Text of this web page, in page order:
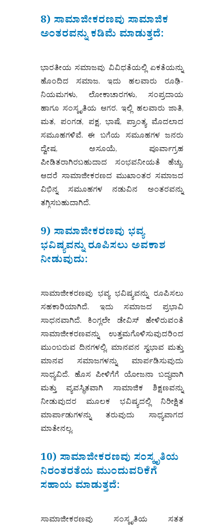
8) ಸಾಮಾಜೀಕರಣವು ಸಾಮಾಜಿಕ
ಅಂತರವನ್ನು ಕಡಿಮೆ ಮಾಡುತ್ತದೆ:
ಭಾರತೀಯ ಸಮಾಜವು ವಿವಿಧತೆಯಲ್ಲಿ ಏಕತೆಯನ್ನು
ಹೊಂದಿದ ಸಮಾಜ. ಇದು ಹಲವಾರು ರೂಢಿ-
ನಿಯಮಗಳು, ಲೋಕಾಚಾರಗಳು, ಸಂಪ್ರದಾಯ
ಹಾಗೂ ಸಂಸ್ಕೃತಿಯ ಆಗರ. ಇಲ್ಲಿ ಹಲವಾರು ಜಾತಿ,
ಮತ, ಪಂಗಡ, ಪಕ್ಷ, ಭಾಷೆ, ಪ್ರಾಂತ್ಯ ಮೊದಲಾದ
ಸಮೂಹಗಳಿವೆ. ಈ ಬಗೆಯ ಸಮೂಹಗಳ ಜನರು
ದ್ವೇಷ, ಅಸೂಯೆ, ಪೂರ್ವಾಗ್ರಹ
ಪೀಡಿತರಾಗಿರಬಹುದಾದ ಸಂಭವನೀಯತೆ ಹೆಚ್ಚು.
ಆದರೆ ಸಾಮಾಜೀಕರಣದ ಮುಖಾಂತರ ಸಮಾಜದ
ವಿಭಿನ್ನ ಸಮೂಹಗಳ ನಡುವಿನ ಅಂತರವನ್ನು
ತಗ್ಗಿಸಬಹುದಾಗಿದೆ.
9) ಸಾಮಾಜೀಕರಣವು ಭವ್ಯ
ಭವಿಷ್ಯವನ್ನು ರೂಪಿಸಲು ಅವಕಾಶ
ನೀಡುವುದು:
ಸಾಮಾಜೀಕರಣವು ಭವ್ಯ ಭವಿಷ್ಯವನ್ನು ರೂಪಿಸಲು
ಸಹಕಾರಿಯಾಗಿದೆ. ಇದು ಸಮಾಜದ ಪ್ರಭಾವಿ
ಸಾಧನವಾಗಿದೆ. ಕಿಂಗ್ಲಲೇ ಡೇವಿಸ್ ಹೇಳಿರುವಂತೆ
ಸಾಮಾಜೀಕರಣವನ್ನು ಉತ್ತಮಗೊಳಿಸುವುದರಿಂದ
ಮುಂಬರುವ ದಿನಗಳಲ್ಲಿ, ಮಾನವನ ಸ್ವಭಾವ ಮತ್ತು
ಮಾನವ ಸಮಾಜಗಳನ್ನು ಮಾರ್ಪಡಿಸುವುದು
ಸಾಧ್ಯವಿದೆ. ಹೊಸ ಪೀಳಿಗೆಗೆ ಯೋಜನಾ ಬದ್ಧವಾಗಿ
ಮತ್ತು ವ್ಯವಸ್ಥಿತವಾಗಿ ಸಾಮಾಜಿಕ ಶಿಕ್ಷಣವನ್ನು
ನೀಡುವುದರ ಮೂಲಕ ಭವಿಷ್ಯದಲ್ಲಿ ನಿರೀಕ್ಷಿತ
ಮಾರ್ಪಾಡುಗಳನ್ನು ತರುವುದು ಸಾಧ್ಯವಾಗದ
ಮಾತೇನಲ್ಲ.
10) ಸಾಮಾಜೀಕರಣವು ಸಂಸ್ಕೃತಿಯ
ನಿರಂತರತೆಯ ಮುಂದುವರಿಕೆಗೆ
ಸಹಾಯ ಮಾಡುತ್ತದೆ:
ಸಾಮಾಜೀಕರಣವು ಸಂಸ್ಕೃತಿಯ ಸತತ